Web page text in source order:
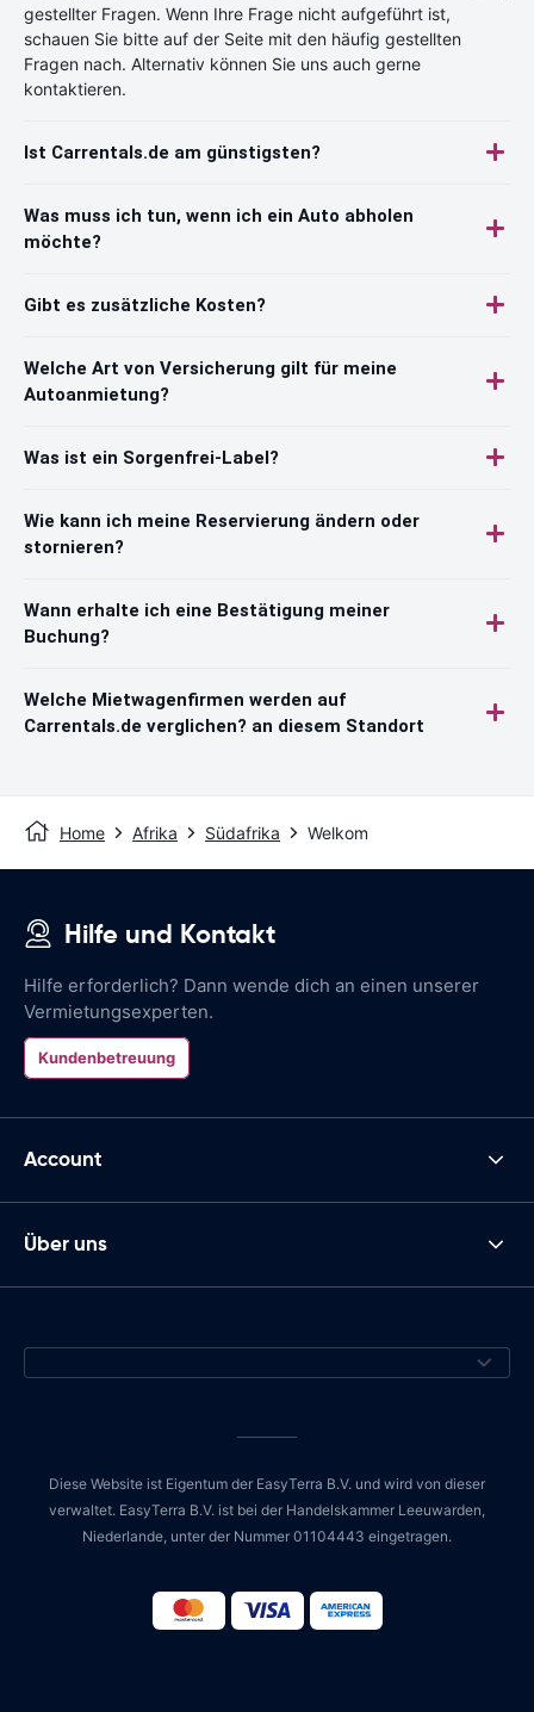
gestellter Fragen. Wenn Ihre Frage nicht aufgeführt ist,
schauen Sie bitte auf der Seite mit den häufig gestellten
Fragen nach. Alternativ können Sie uns auch gerne
kontaktieren.
Ist Carrentals.de am günstigsten?
Was muss ich tun, wenn ich ein Auto abholen
möchte?
Gibt es zusätzliche Kosten?
Welche Art von Versicherung gilt für meine
Autoanmietung?
Was ist ein Sorgenfrei-Label?
Wie kann ich meine Reservierung ändern oder
stornieren?
Wann erhalte ich eine Bestätigung meiner
Buchung?
Welche Mietwagenfirmen werden auf
Carrentals.de verglichen? an diesem Standort
Home Afrika Südafrika Welkom
Hilfe und Kontakt
Hilfe erforderlich? Dann wende dich an einen unserer
Vermietungsexperten.
Kundenbetreuung
Account
Über uns
Diese Website ist Eigentum der EasyTerra B.V. und wird von dieser
verwaltet. EasyTerra B.V. ist bei der Handelskammer Leeuwarden,
Niederlande, unter der Nummer 01104443 eingetragen.